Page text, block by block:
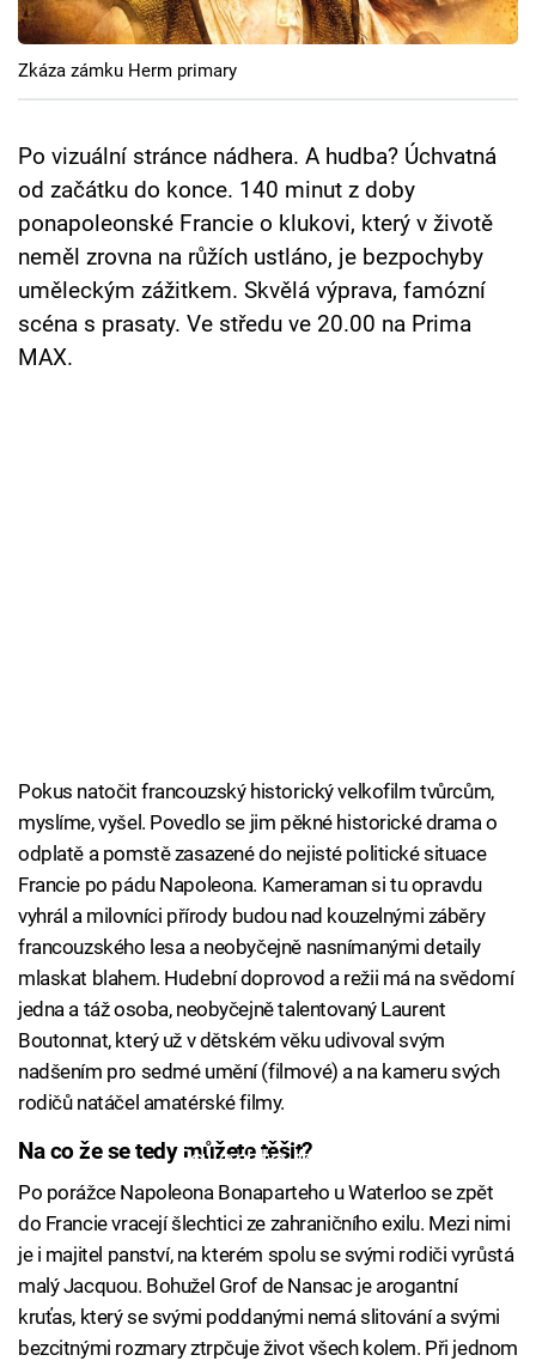
Cool Esport
Pořady
TV Program
Sledujte prima+
Sledujte nás
Zkáza zámku Herm primary
Po vizuální stránce nádhera. A hudba? Úchvatná
od začátku do konce. 140 minut z doby
ponapoleonské Francie o klukovi, který v životě
neměl zrovna na růžích ustláno, je bezpochyby
uměleckým zážitkem. Skvělá výprava, famózní
scéna s prasaty. Ve středu ve 20.00 na Prima
MAX.
Pokus natočit francouzský historický velkofilm tvůrcům,
myslíme, vyšel. Povedlo se jim pěkné historické drama o
odplatě a pomstě zasazené do nejisté politické situace
Francie po pádu Napoleona. Kameraman si tu opravdu
vyhrál a milovníci přírody budou nad kouzelnými záběry
francouzského lesa a neobyčejně nasnímanými detaily
mlaskat blahem. Hudební doprovod a režii má na svědomí
jedna a táž osoba, neobyčejně talentovaný Laurent
Boutonnat, který už v dětském věku udivoval svým
nadšením pro sedmé umění (filmové) a na kameru svých
rodičů natáčel amatérské filmy.
Failed to fetch
Na co že se tedy můžete těšit?
Po porážce Napoleona Bonaparteho u Waterloo se zpět
do Francie vracejí šlechtici ze zahraničního exilu. Mezi nimi
je i majitel panství, na kterém spolu se svými rodiči vyrůstá
malý Jacquou. Bohužel Grof de Nansac je arogantní
kruťas, který se svými poddanými nemá slitování a svými
bezcitnými rozmary ztrpčuje život všech kolem. Při jednom